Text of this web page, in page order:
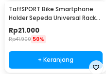
TaffSPORT Bike Smartphone
Holder Sepeda Universal Rack
Bicycle - BM03
Rp21.000
Rp41.900 50%
+ Keranjang